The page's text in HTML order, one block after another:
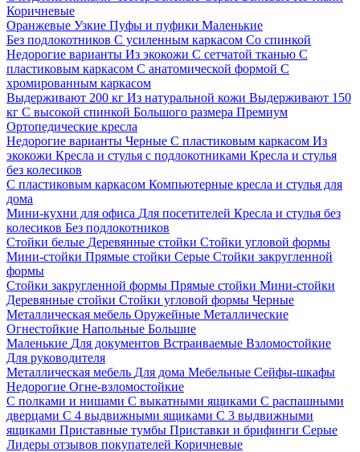
Коричневые
Оранжевые Узкие Пуфы и пуфики Маленькие
Без подлокотников С усиленным каркасом Со спинкой
Недорогие варианты Из экокожи С сетчатой тканью С
пластиковым каркасом С анатомической формой С
хромированным каркасом
Выдерживают 200 кг Из натуральной кожи Выдерживают 150
кг С высокой спинкой Большого размера Премиум
Ортопедические кресла
Недорогие варианты Черные С пластиковым каркасом Из
экокожи Кресла и стулья с подлокотниками Кресла и стулья
без колесиков
С пластиковым каркасом Компьютерные кресла и стулья для
дома
Мини-кухни для офиса Для посетителей Кресла и стулья без
колесиков Без подлокотников
Стойки белые Деревянные стойки Стойки угловой формы
Мини-стойки Прямые стойки Серые Стойки закругленной
формы
Стойки закругленной формы Прямые стойки Мини-стойки
Деревянные стойки Стойки угловой формы Черные
Металлическая мебель Оружейные Металлические
Огнестойкие Напольные Большие
Маленькие Для документов Встраиваемые Взломостойкие
Для руководителя
Металлическая мебель Для дома Мебельные Сейфы-шкафы
Недорогие Огне-взломостойкие
С полками и нишами С выкатными ящиками С распашными
дверцами С 4 выдвижными ящиками С 3 выдвижными
ящиками Приставные тумбы Приставки и брифинги Серые
Лидеры отзывов покупателей Коричневые